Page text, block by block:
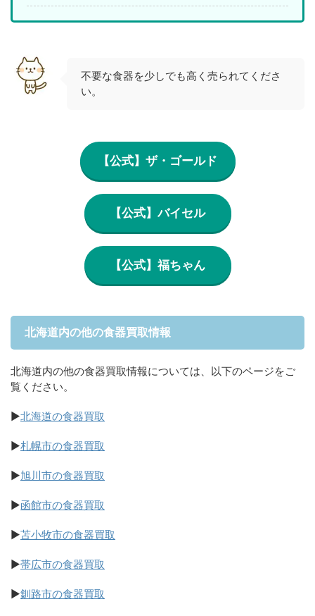
不要な食器を少しでも高く売られてくださ
い。
【公式】ザ・ゴールド
【公式】バイセル
【公式】福ちゃん
北海道内の他の食器買取情報
北海道内の他の食器買取情報については、以下のページをご
覧ください。
▶北海道の食器買取
▶札幌市の食器買取
▶旭川市の食器買取
▶函館市の食器買取
▶苫小牧市の食器買取
▶帯広市の食器買取
▶釧路市の食器買取